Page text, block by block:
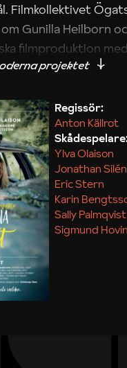
Filmkollektivet
Gunilla Heilborn
filmproduktion
svårt det kan vara
Regissör:
Anton Källrot
Ylva Olaison
Jonathan Silén
Eric Stern
Karin
Sally
Sigmund